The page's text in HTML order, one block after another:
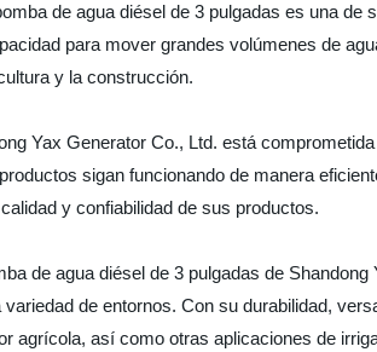
de agua diésel de 3 pulgadas es una
para mover grandes volúmenes de
y la construcción.
Yax Generator Co., Ltd. está
sigan funcionando de manera
y confiabilidad de sus productos.
de agua diésel de 3 pulgadas de
variedad de entornos. Con su durabilidad,
agrícola, así como otras aplicaciones de